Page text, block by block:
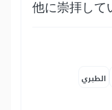
他に崇拝して
الطبري